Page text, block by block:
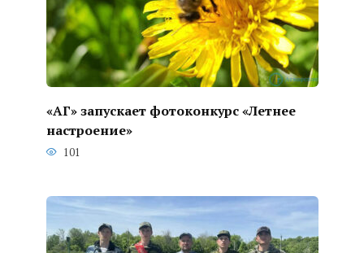
«АГ» запускает фотоконкурс «Летнее
настроение»
101